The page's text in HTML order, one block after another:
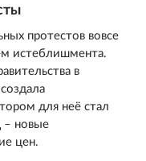
протестов вовсе
истеблишмента.
в
для неё стал
– новые
цен.